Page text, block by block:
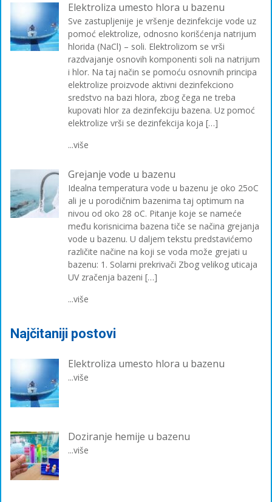
Elektroliza umesto hlora u bazenu
Sve zastupljenije je vršenje dezinfekcije vode uz
pomoć elektrolize, odnosno korišćenja natrijum
hlorida (NaCl) – soli. Elektrolizom se vrši
razdvajanje osnovih komponenti soli na natrijum
i hlor. Na taj način se pomoću osnovnih principa
elektrolize proizvode aktivni dezinfekciono
sredstvo na bazi hlora, zbog čega ne treba
kupovati hlor za dezinfekciju bazena. Uz pomoć
elektrolize vrši se dezinfekcija koja […]
...više
Grejanje vode u bazenu
Idealna temperatura vode u bazenu je oko 25oC
ali je u porodičnim bazenima taj optimum na
nivou od oko 28 oC. Pitanje koje se nameće
među korisnicima bazena tiče se načina grejanja
vode u bazenu. U daljem tekstu predstavićemo
različite načine na koji se voda može grejati u
bazenu: 1. Solarni prekrivači Zbog velikog uticaja
UV zračenja bazeni […]
...više
Najčitaniji postovi
Elektroliza umesto hlora u bazenu
...više
Doziranje hemije u bazenu
...više